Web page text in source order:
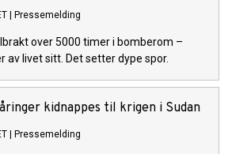
Pressemelding
over 5000 timer i bomberom –
av livet sitt. Det setter dype spor.
kidnappes til krigen i Sudan
Pressemelding